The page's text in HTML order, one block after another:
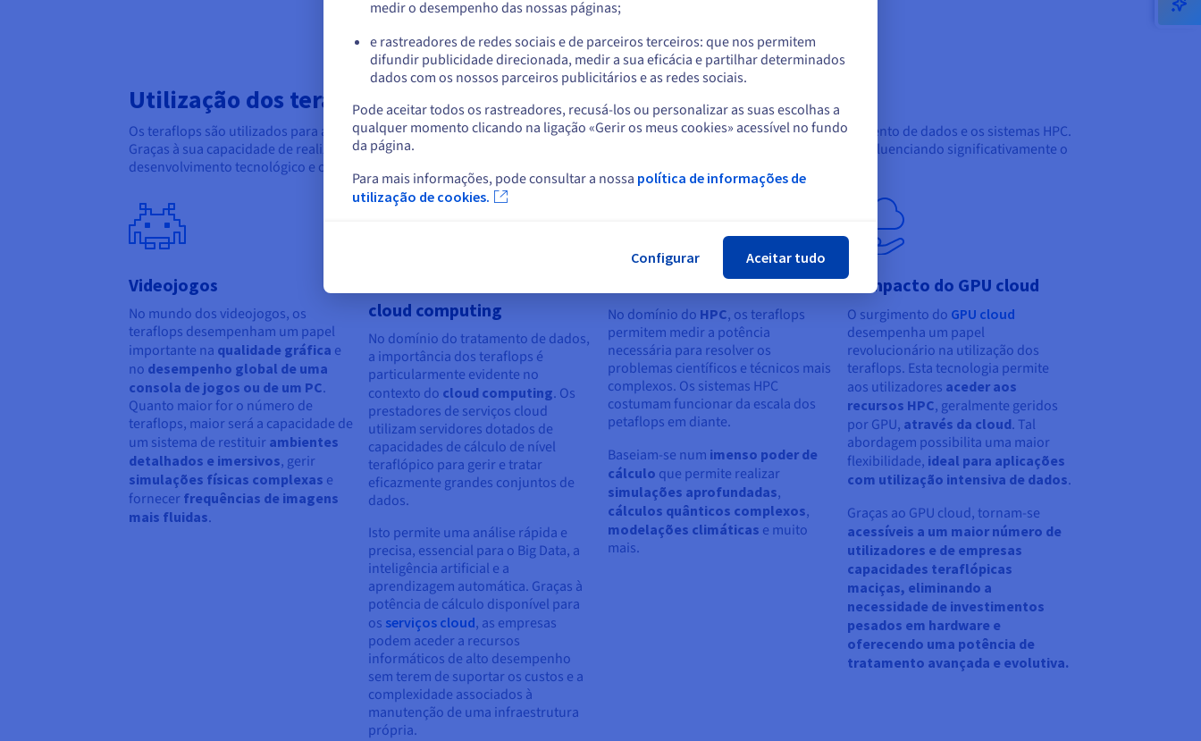
Utilização dos teraflops
Os teraflops são utilizados para avaliar as capacidades dos sistemas em domínios tão diversos como os videojogos, o tratamento de dados e os sistemas HPC.
Graças à sua capacidade de realizar tarefas complexas e exigentes, os teraflops abrem possibilidades antes inimagináveis, influenciando significativamente o
desenvolvimento tecnológico e os avanços nestes setores essenciais.
Videojogos
No mundo dos videojogos, os
teraflops desempenham um papel
importante na qualidade gráfica e
no desempenho global de uma
consola de jogos ou de um PC.
Quanto maior for o número de
teraflops, maior será a capacidade de
um sistema de restituir ambientes
detalhados e imersivos, gerir
simulações físicas complexas e
fornecer frequências de imagens
mais fluidas.
cloud computing
No domínio do tratamento de dados,
a importância dos teraflops é
particularmente evidente no
contexto do cloud computing. Os
prestadores de serviços cloud
utilizam servidores dotados de
capacidades de cálculo de nível
teraflópico para gerir e tratar
eficazmente grandes conjuntos de
dados.
Isto permite uma análise rápida e
precisa, essencial para o Big Data, a
inteligência artificial e a
aprendizagem automática. Graças à
potência de cálculo disponível para
os serviços cloud, as empresas
podem aceder a recursos
informáticos de alto desempenho
sem terem de suportar os custos e a
complexidade associados à
manutenção de uma infraestrutura
própria.
No domínio do HPC, os teraflops
permitem medir a potência
necessária para resolver os
problemas científicos e técnicos mais
complexos. Os sistemas HPC
costumam funcionar da escala dos
petaflops em diante.
Baseiam-se num imenso poder de
cálculo que permite realizar
simulações aprofundadas,
cálculos quânticos complexos,
modelações climáticas e muito
mais.
O impacto do GPU cloud
O surgimento do GPU cloud
desempenha um papel
revolucionário na utilização dos
teraflops. Esta tecnologia permite
aos utilizadores aceder aos
recursos HPC, geralmente geridos
por GPU, através da cloud. Tal
abordagem possibilita uma maior
flexibilidade, ideal para aplicações
com utilização intensiva de dados.
Graças ao GPU cloud, tornam-se
acessíveis a um maior número de
utilizadores e de empresas
capacidades teraflópicas
maciças, eliminando a
necessidade de investimentos
pesados em hardware e
oferecendo uma potência de
tratamento avançada e evolutiva.
ou
Ficar no website atual
Selecionar outro website
medir o desempenho das nossas páginas;
e rastreadores de redes sociais e de parceiros terceiros: que nos permitem
difundir publicidade direcionada, medir a sua eficácia e partilhar determinados
dados com os nossos parceiros publicitários e as redes sociais.
Pode aceitar todos os rastreadores, recusá-los ou personalizar as suas escolhas a
qualquer momento clicando na ligação «Gerir os meus cookies» acessível no fundo
da página.
Para mais informações, pode consultar a nossa política de informações de
utilização de cookies.
Configurar Aceitar tudo